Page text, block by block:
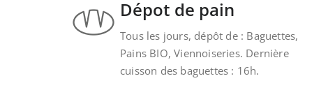
Dépot de pain
Tous les jours, dépôt de : Baguettes,
Pains BIO, Viennoiseries. Dernière
cuisson des baguettes : 16h.